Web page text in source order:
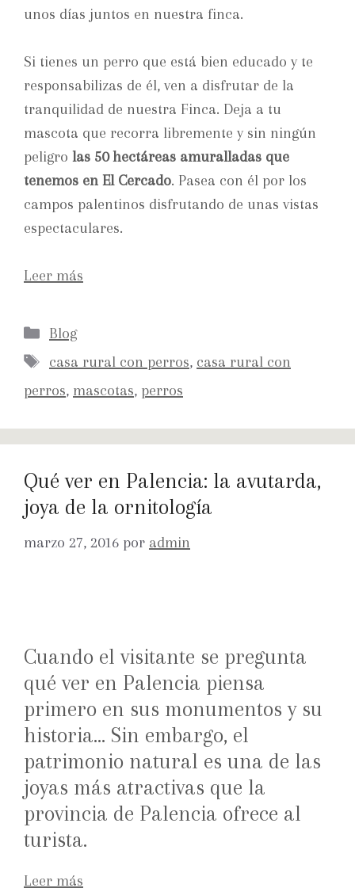
unos días juntos en nuestra finca.
Si tienes un perro que está bien educado y te
responsabilizas de él, ven a disfrutar de la
tranquilidad de nuestra Finca. Deja a tu
mascota que recorra libremente y sin ningún
peligro las 50 hectáreas amuralladas que
tenemos en El Cercado. Pasea con él por los
campos palentinos disfrutando de unas vistas
espectaculares.
Leer más
Blog
casa rural con perros, casa rural con
perros, mascotas, perros
Qué ver en Palencia: la avutarda,
joya de la ornitología
marzo 27, 2016 por admin
Cuando el visitante se pregunta
qué ver en Palencia piensa
primero en sus monumentos y su
historia… Sin embargo, el
patrimonio natural es una de las
joyas más atractivas que la
provincia de Palencia ofrece al
turista.
Leer más